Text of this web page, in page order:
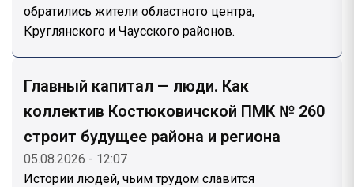
обратились жители областного центра,
Круглянского и Чаусского районов.
Главный капитал — люди. Как
коллектив Костюковичской ПМК № 260
строит будущее района и региона
05.08.2026 - 12:07
Истории людей, чьим трудом славится